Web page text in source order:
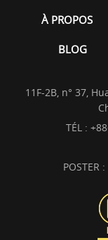
À PROPOS
BLOG
11F-2B, n° 37,
TÉL :
POSTER :